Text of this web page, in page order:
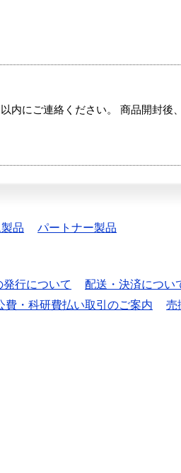
内にご連絡ください。 商品開封後
品 パートナー製品
行について 配送・決済につい
費・科研費払い取引のご案内 売